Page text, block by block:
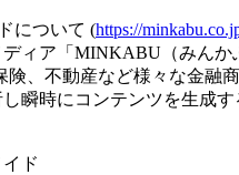
について (https://
ィア「MINKABU（みん
、不動産など様々な金融
瞬時にコンテンツを生成
ド